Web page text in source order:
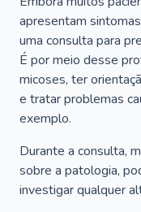
apresentam
uma consulta para
É por meio desse
micoses, ter
e tratar problemas
exemplo.
Durante a consulta,
sobre a patologia,
investigar qualquer